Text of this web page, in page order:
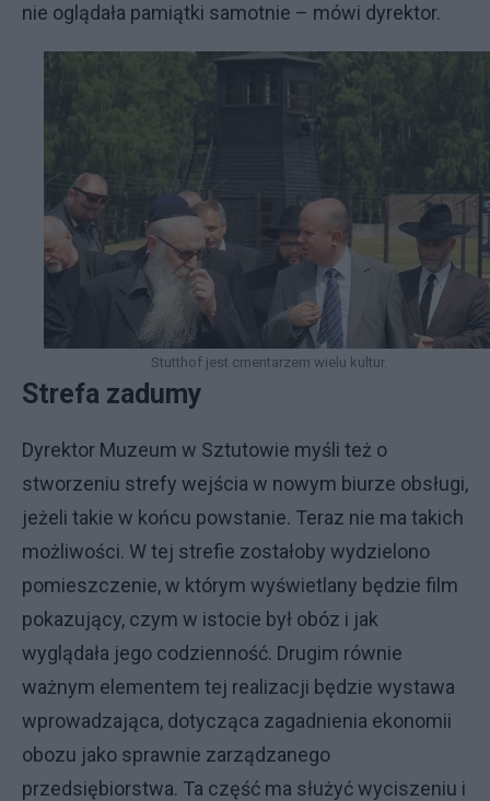
nie oglądała pamiątki samotnie – mówi dyrektor.
Stutthof jest cmentarzem wielu kultur.
Strefa zadumy
Dyrektor Muzeum w Sztutowie myśli też o
stworzeniu strefy wejścia w nowym biurze obsługi,
jeżeli takie w końcu powstanie. Teraz nie ma takich
możliwości. W tej strefie zostałoby wydzielono
pomieszczenie, w którym wyświetlany będzie film
pokazujący, czym w istocie był obóz i jak
wyglądała jego codzienność. Drugim równie
ważnym elementem tej realizacji będzie wystawa
wprowadzająca, dotycząca zagadnienia ekonomii
obozu jako sprawnie zarządzanego
przedsiębiorstwa. Ta część ma służyć wyciszeniu i